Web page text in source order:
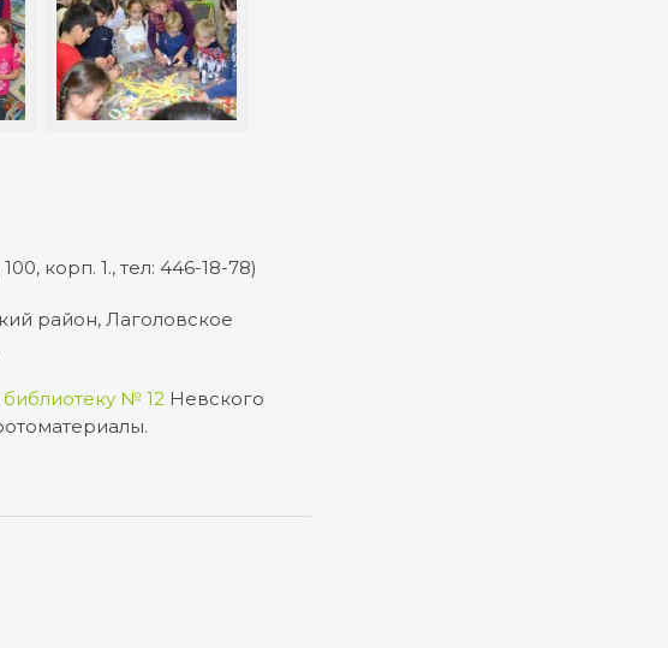
корп. 1., тел: 446-18-78)
район, Лаголовское
№ 12 Невского